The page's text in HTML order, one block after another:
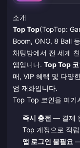
소개
Top Top(TopTop:
Boom, ONO, 8 Ball
채팅방에서 전 세계
앱입니다. Top Top 코
매, VIP 혜택 및 다양
엄 재화입니다.
Top Top 코인을 여기
즉시 충전 — 결제
Top 계정으로 적
앱 로그인 불필요